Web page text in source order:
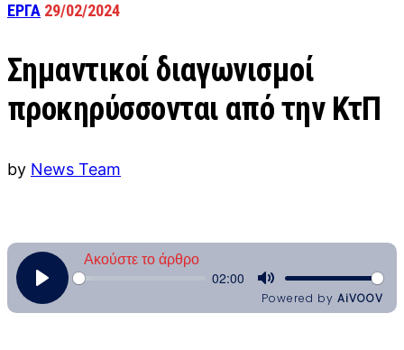
ΕΡΓΑ 29/02/2024
Σημαντικοί διαγωνισμοί
προκηρύσσονται από την ΚτΠ
by News Team